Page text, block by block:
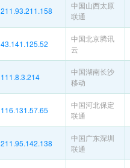
211.93.211.158
中国山西太原
联通
43.141.125.52
中国北京腾讯
云
111.8.3.214
中国湖南长沙
移动
116.131.57.65
中国河北保定
联通
211.95.142.138
中国广东深圳
联通